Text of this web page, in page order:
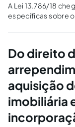
A Lei 13.786/18
específicas sobre
as regras a que os
Do direito
aquisição
imobiliária